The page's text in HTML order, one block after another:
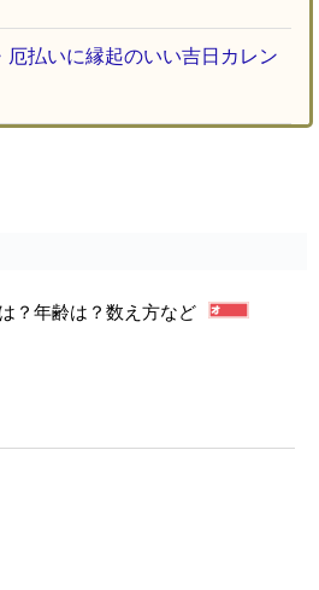
厄払いに縁起のいい吉日カレン
？年齢は？数え方など